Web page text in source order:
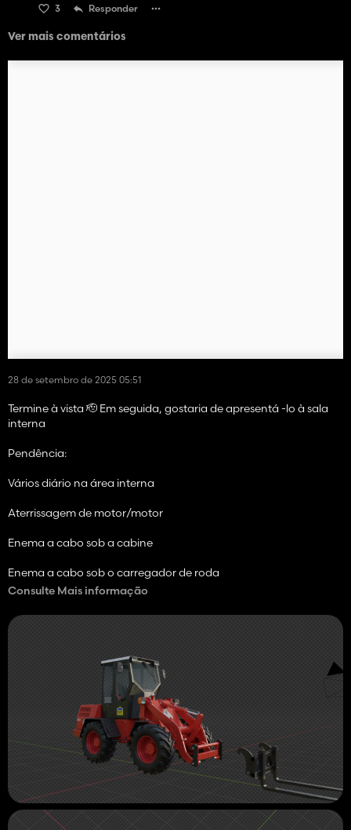
3 Responder
Ver mais comentários
28 de setembro de 2025 05:51
Termine à vista 🫡 Em seguida, gostaria de apresentá -lo à sala
interna
Pendência:
Vários diário na área interna
Aterrissagem de motor/motor
Enema a cabo sob a cabine
Enema a cabo sob o carregador de roda
mantenha -o na frente dele para não colocar o adaptador
adaptador no Dowload com as gravações do Euro)
Conexões frontais para hidráulica
Pequenas coisas em adesivo
Consulte Mais informação